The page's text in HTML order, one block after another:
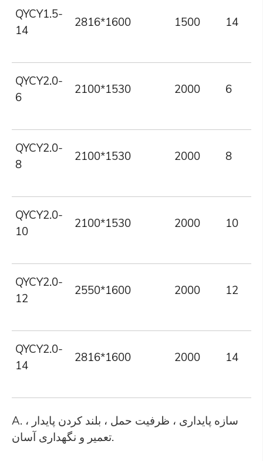
QYCY1.5-
14
2816*1600 1500 14
QYCY2.0-
6
2100*1530 2000 6
QYCY2.0-
8
2100*1530 2000 8
QYCY2.0-
10
2100*1530 2000 10
QYCY2.0-
12
2550*1600 2000 12
QYCY2.0-
14
2816*1600 2000 14
A. سازه پایداری ، ظرفیت حمل ، بلند کردن پایدار ،
تعمیر و نگهداری آسان.